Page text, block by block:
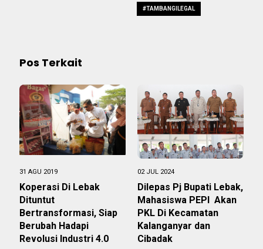
#TAMBANGILEGAL
Pos Terkait
31 AGU 2019
Koperasi Di Lebak
Dituntut
Bertransformasi, Siap
Berubah Hadapi
Revolusi Industri 4.0
02 JUL 2024
Dilepas Pj Bupati Lebak,
Mahasiswa PEPI Akan
PKL Di Kecamatan
Kalanganyar dan
Cibadak